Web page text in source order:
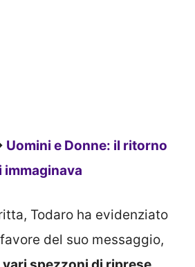
Uomini e Donne: il ritorno
immaginava
Todaro ha evidenziato
del suo messaggio,